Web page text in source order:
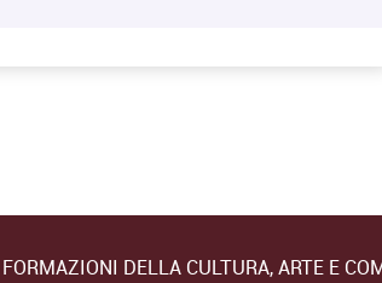
DELLA CULTURA, ARTE E